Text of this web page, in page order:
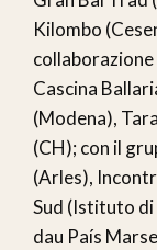
Kilombo
Cascina
(Modena),
(CH); con il
(Arles),
Sud (Istituto
dau País